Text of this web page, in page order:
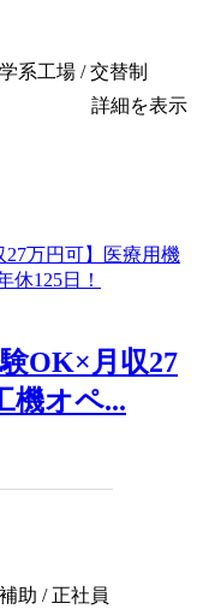
系工場 / 交替制
詳細を表示
験OK×月収27
機オペ...
助 / 正社員